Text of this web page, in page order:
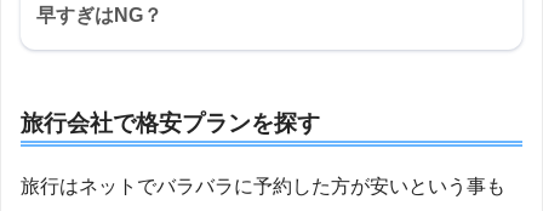
早すぎはNG？
旅行会社で格安プランを探す
旅行はネットでバラバラに予約した方が安いという事も